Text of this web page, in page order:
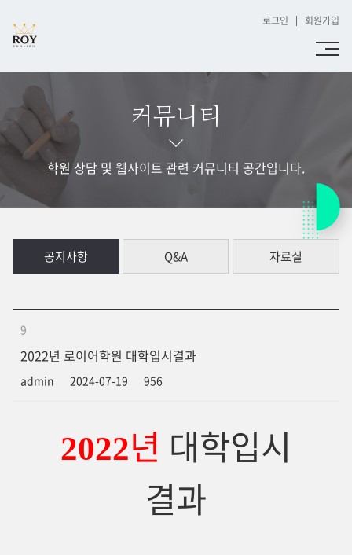
로그인 회원가입
커뮤니티
학원 상담 및 웹사이트 관련 커뮤니티 공간입니다.
공지사항 Q&A 자료실
9
2022년 로이어학원 대학입시결과
admin 2024-07-19 956
2022년 대학입시
결과